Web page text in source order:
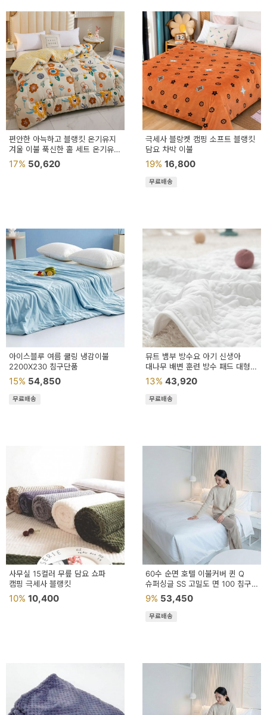
페
트/
러
그
커
튼/
블
홈
코
수
예
베
스
트
모
일
기
획
전
이
벤
편안한 아늑하고 블랭킷 온기유지
겨울 이불 푹신한 홑 세트 온기유지
추천
17% 50,620
극세사 블랑켓 캠핑 소프트 블랭킷
담요 차박 이불
19% 16,800
무료배송
아이스블루 여름 쿨링 냉감이불
2200X230 침구단품
15% 54,850
무료배송
뮤트 뱀부 방수요 아기 신생아
대나무 배변 훈련 방수 패드 대형 L
사이즈
13% 43,920
무료배송
사무실 15컬러 무릎 담요 쇼파
캠핑 극세사 블랭킷
10% 10,400
60수 순면 호텔 이불커버 퀸 Q
슈퍼싱글 SS 고밀도 면 100 침구
단품 지퍼형
9% 53,450
무료배송